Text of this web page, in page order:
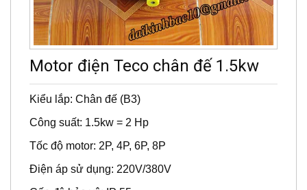
Motor điện Teco chân đế 1.5kw
Kiểu lắp: Chân đế (B3)
Công suất: 1.5kw = 2 Hp
Tốc độ motor: 2P, 4P, 6P, 8P
Điện áp sử dụng: 220V/380V